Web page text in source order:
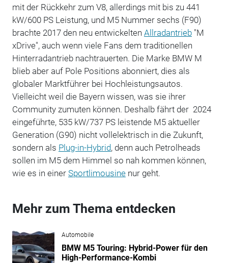
mit der Rückkehr zum V8, allerdings mit bis zu 441
kW/600 PS Leistung, und M5 Nummer sechs (F90)
brachte 2017 den neu entwickelten Allradantrieb"M
xDrive", auch wenn viele Fans dem traditionellen
Hinterradantrieb nachtrauerten. Die Marke BMW M
blieb aber auf Pole Positions abonniert, dies als
globaler Marktführer bei Hochleistungsautos.
Vielleicht weil die Bayern wissen, was sie ihrer
Community zumuten können. Deshalb fährt der 2024
eingeführte, 535 kW/737 PS leistende M5 aktueller
Generation (G90) nicht vollelektrisch in die Zukunft,
sondern als Plug-in-Hybrid, denn auch Petrolheads
sollen im M5 dem Himmel so nah kommen können,
wie es in einer Sportlimousinenur geht.
Mehr zum Thema entdecken
Automobile
BMW M5 Touring: Hybrid-Power für den
High-Performance-Kombi